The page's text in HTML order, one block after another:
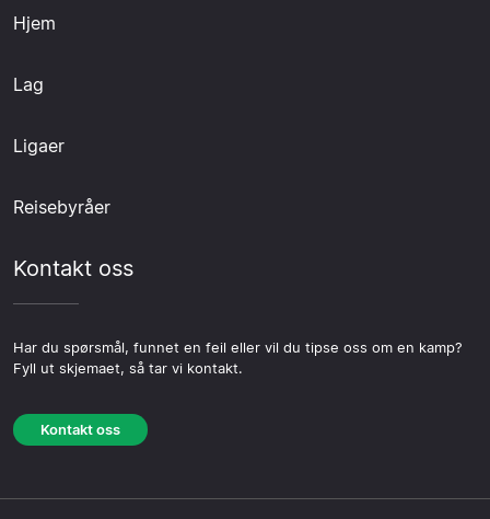
Hjem
Lag
Ligaer
Reisebyråer
Kontakt oss
Har du spørsmål, funnet en feil eller vil du tipse oss om en kamp?
Fyll ut skjemaet, så tar vi kontakt.
Kontakt oss